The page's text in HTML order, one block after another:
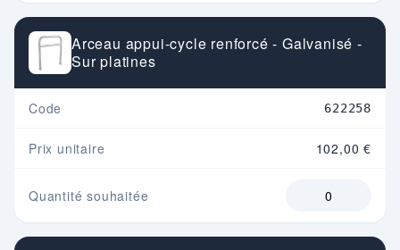
Arceau appui-cycle renforcé - Galvanisé -
Sur platines
Code 622258
Prix unitaire 102,00 €
Quantité souhaitée